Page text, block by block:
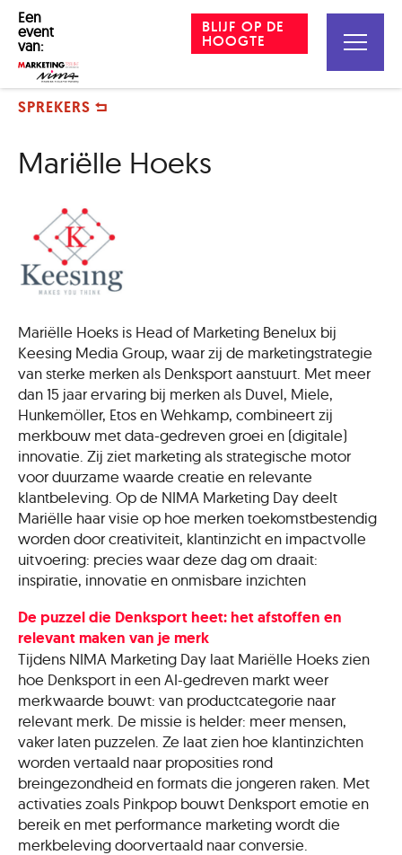
BLIJF OP DE
HOOGTE
Een
event
van:
SPREKERS
Mariëlle Hoeks
Mariëlle Hoeks is Head of Marketing Benelux bij
Keesing Media Group, waar zij de marketingstrategie
van sterke merken als Denksport aanstuurt. Met meer
dan 15 jaar ervaring bij merken als Duvel, Miele,
Hunkemöller, Etos en Wehkamp, combineert zij
merkbouw met data-gedreven groei en (digitale)
innovatie. Zij ziet marketing als strategische motor
voor duurzame waarde creatie en relevante
klantbeleving. Op de NIMA Marketing Day deelt
Mariëlle haar visie op hoe merken toekomstbestendig
worden door creativiteit, klantinzicht en impactvolle
uitvoering: precies waar deze dag om draait:
inspiratie, innovatie en onmisbare inzichten
De puzzel die Denksport heet: het afstoffen en
relevant maken van je merk
Tijdens NIMA Marketing Day laat Mariëlle Hoeks zien
hoe Denksport in een AI-gedreven markt weer
merkwaarde bouwt: van productcategorie naar
relevant merk. De missie is helder: meer mensen,
vaker laten puzzelen. Ze laat zien hoe klantinzichten
worden vertaald naar proposities rond
breingezondheid en formats die jongeren raken. Met
activaties zoals Pinkpop bouwt Denksport emotie en
bereik en met performance marketing wordt die
merkbeleving doorvertaald naar conversie.